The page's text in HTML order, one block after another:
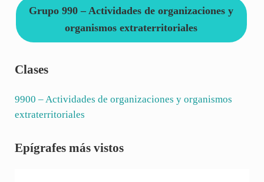
Grupo 990 – Actividades de organizaciones y
organismos extraterritoriales
Clases
9900 – Actividades de organizaciones y organismos
extraterritoriales
Sidebar
Epígrafes más vistos